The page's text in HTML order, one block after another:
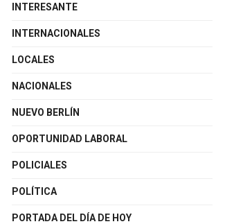
INTERESANTE
INTERNACIONALES
LOCALES
NACIONALES
NUEVO BERLÍN
OPORTUNIDAD LABORAL
POLICIALES
POLÍTICA
PORTADA DEL DÍA DE HOY